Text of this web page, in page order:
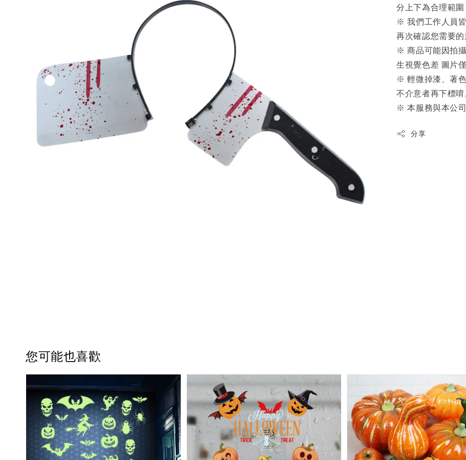
分上下為合理範圍
※ 我們工作人員
再次確認您需要
※ 商品可能因拍
生視覺色差 圖片
※ 輕微掉漆、著
不介意者再下標唷
※ 本服務與本公
分享
您可能也喜歡